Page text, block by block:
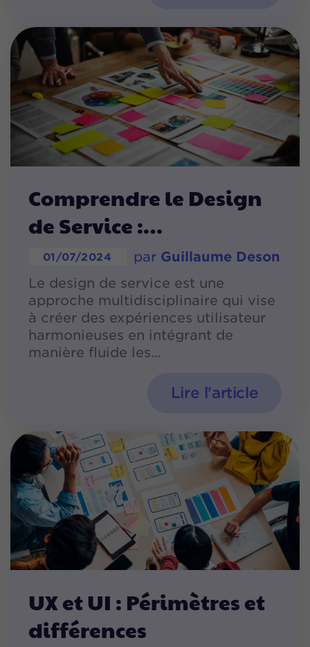
Comprendre le Design
de Service :
01/07/2024 par Guillaume Deson
Le design de service est une
approche multidisciplinaire qui vise
à créer des expériences utilisateur
harmonieuses en intégrant de
manière fluide les
Lire l'article
UX et UI : Périmètres et
différences